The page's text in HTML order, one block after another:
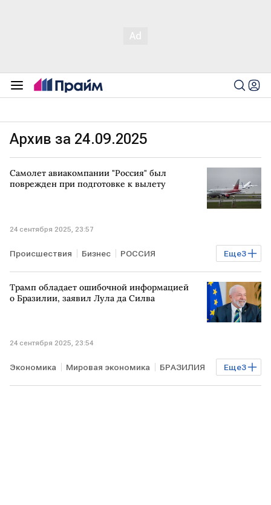
Архив за 24.09.2025
Самолет авиакомпании "Россия" был
поврежден при подготовке к вылету
24 сентября 2025, 23:57
Еще3
Происшествия Бизнес РОССИЯ
САНКТ-ПЕТЕРБУРГ МОСКВА
аэропорт Шереметьево
Трамп обладает ошибочной информацией
о Бразилии, заявил Лула да Силва
24 сентября 2025, 23:54
Еще3
Экономика Мировая экономика БРАЗИЛИЯ
Дональд Трамп Лула да Силва ООН